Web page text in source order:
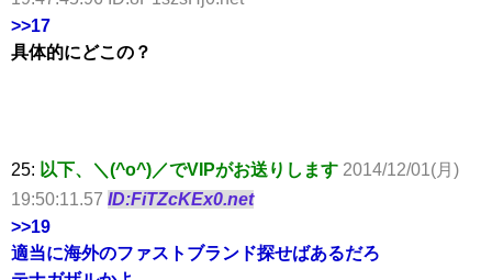
>>17
具体的にどこの？
25: 以下、＼(^o^)／でVIPがお送りします 2014/12/01(月)
19:50:11.57 ID:FiTZcKEx0.net
>>19
適当に海外のファストブランド探せばあるだろ